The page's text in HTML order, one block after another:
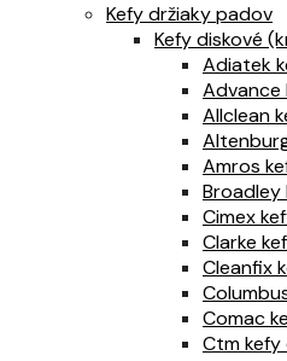
Kefy držiaky padov
Kefy diskové
Adiatek
Advance
Allclean
Amros
Broadley
Cimex
Clarke
Cleanfix
Comac
Ctm kefy